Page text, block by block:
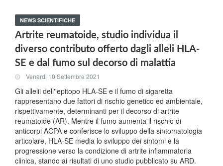
NEWS SCIENTIFICHE
Artrite reumatoide, studio individua il
diverso contributo offerto dagli alleli HLA-
SE e dal fumo sul decorso di malattia
Venerdi 10 Settembre 2021
Gli allelii dell''epitopo HLA-SE e il fumo di sigaretta
rappresentano due fattori di rischio genetico ed ambientale,
rispettivamente, determinanti per il decorso di artrite
reumatoide (AR). Mentre il fumo aumenta il rischio di
anticorpi ACPA e conferisce lo sviluppo della sintomatologia
articolare, HLA-SE media lo sviluppo dei sintomi e la
progressione verso la condizione di artrite infiammatoria
clinica, stando ai risultati di uno studio pubblicato su ARD.